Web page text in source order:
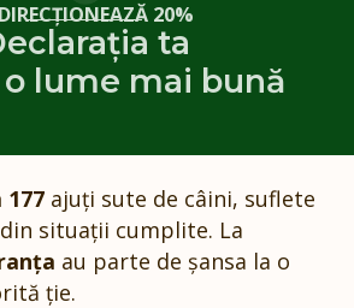
20%
ta
lume mai bună
ajuți sute de câini, suflete
situații cumplite. La
au parte de șansa la o
ție.